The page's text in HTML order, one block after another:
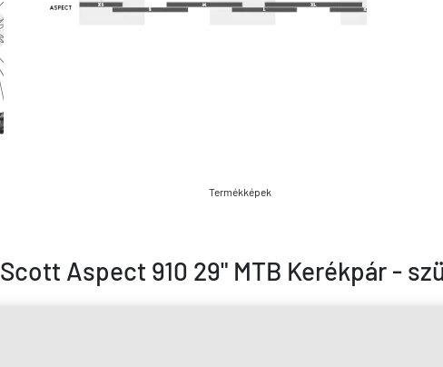
Termékképek
Scott Aspect 910 29" MTB Kerékpár -